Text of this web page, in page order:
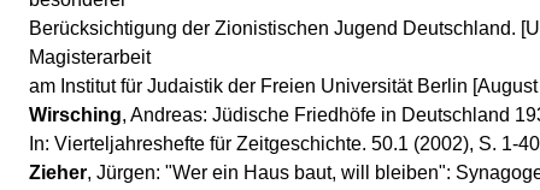
Berücksichtigung der Zionistischen Jugend Deutschland.
Magisterarbeit
am Institut für Judaistik der Freien Universität Berlin
Wirsching, Andreas: Jüdische Friedhöfe in Deutschland
In: Vierteljahreshefte für Zeitgeschichte. 50.1 (2002), S. 1-
Zieher, Jürgen: "Wer ein Haus baut, will bleiben":